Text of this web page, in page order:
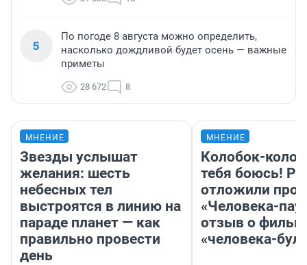
5
По погоде 8 августа можно определить,
насколько дождливой будет осень — важные
приметы
28 672 8
МНЕНИЕ
Звезды услышат
желания: шесть
небесных тел
выстроятся в линию на
параде планет — как
правильно провести
день
МНЕНИЕ
Колобок-
тебя боюсь!
отложили
«Человека-
отзыв о
«человека-